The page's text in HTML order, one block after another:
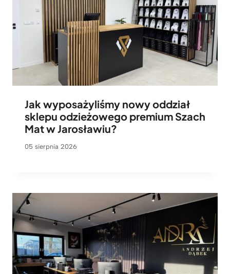
Jak wyposażyliśmy nowy oddział
sklepu odzieżowego premium Szach
Mat w Jarosławiu?
05 sierpnia 2026